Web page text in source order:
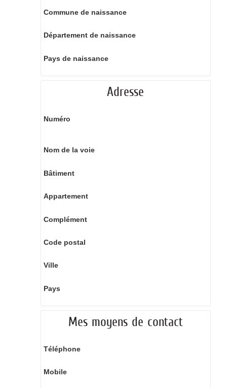
Commune de naissance
Département de naissance
Pays de naissance
Adresse
Numéro
Nom de la voie
Bâtiment
Appartement
Complément
Code postal
Ville
Pays
Mes moyens de contact
Téléphone
Mobile